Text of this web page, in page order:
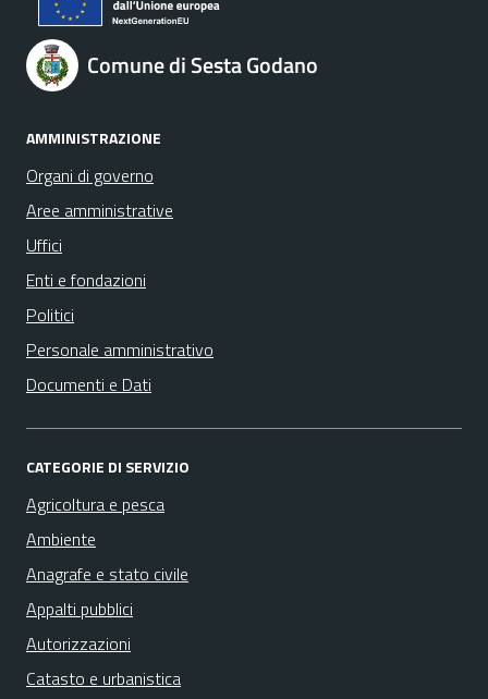
Comune di Sesta Godano
AMMINISTRAZIONE
Organi di governo
Aree amministrative
Uffici
Enti e fondazioni
Politici
Personale amministrativo
Documenti e Dati
CATEGORIE DI SERVIZIO
Agricoltura e pesca
Ambiente
Anagrafe e stato civile
Appalti pubblici
Autorizzazioni
Catasto e urbanistica